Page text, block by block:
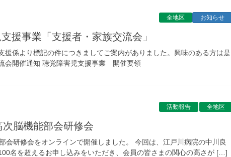
お知らせ
全地区
事業「支援者・家族交流会」
係より標記の件につきましてご案内がありました。興味のある方は是
会開催通知 聴覚障害児支援事業 開催要領
全地区
活動報告
次脳機能部会研修会
会研修会をオンラインで開催しました。 今回は、江戸川病院の中川良
名を超えるお申し込みをいただき、会員の皆さまの関心の高さが […]